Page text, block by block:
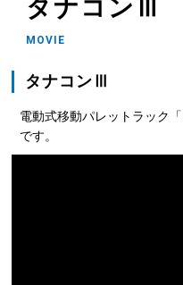
タナコンⅢ
MOVIE
タナコンⅢ
電動式移動パレットラック
です。